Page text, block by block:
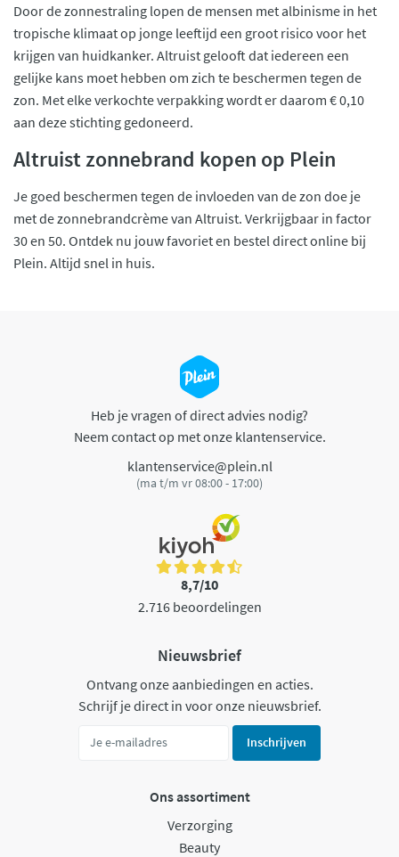
Door de zonnestraling lopen de mensen met albinisme in het
tropische klimaat op jonge leeftijd een groot risico voor het
krijgen van huidkanker. Altruist gelooft dat iedereen een
gelijke kans moet hebben om zich te beschermen tegen de
zon. Met elke verkochte verpakking wordt er daarom € 0,10
aan deze stichting gedoneerd.
Altruist zonnebrand kopen op Plein
Je goed beschermen tegen de invloeden van de zon doe je
met de zonnebrandcrème van Altruist. Verkrijgbaar in factor
30 en 50. Ontdek nu jouw favoriet en bestel direct online bij
Plein. Altijd snel in huis.
Heb je vragen of direct advies nodig?
Neem contact op met onze klantenservice.
klantenservice@plein.nl
(ma t/m vr 08:00 - 17:00)
8,7/10
2.716 beoordelingen
Nieuwsbrief
Ontvang onze aanbiedingen en acties.
Schrijf je direct in voor onze nieuwsbrief.
Inschrijven
Ons assortiment
Verzorging
Beauty